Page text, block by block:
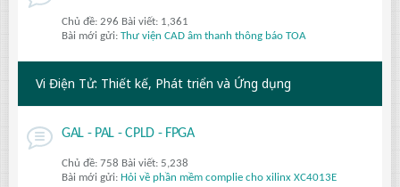
Chủ đề: 296 Bài viết: 1,361
Bài mới gửi: Thư viện CAD âm thanh thông báo TOA
Vi Điện Tử: Thiết kế, Phát triển và Ứng dụng
GAL - PAL - CPLD - FPGA
Chủ đề: 758 Bài viết: 5,238
Bài mới gửi: Hỏi về phần mềm complie cho xilinx XC4013E